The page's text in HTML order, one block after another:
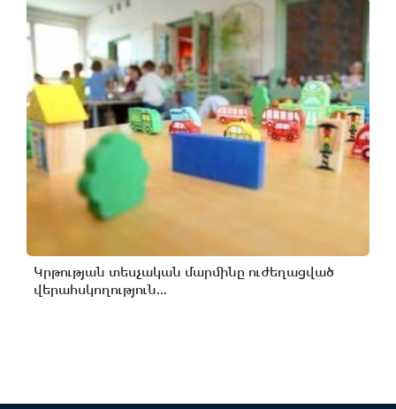
Կրթության տեսչական մարմինը ուժեղացված
վերահսկողություն...